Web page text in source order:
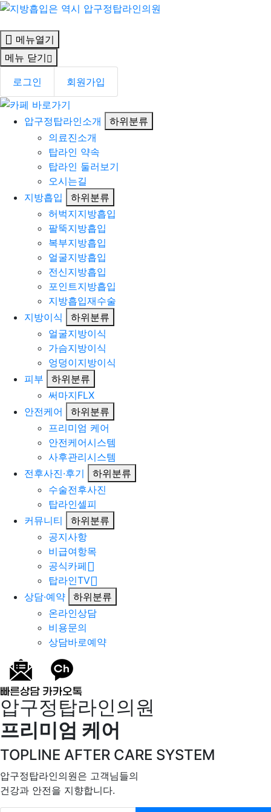
메뉴열기
메뉴 닫기
로그인
회원가입
압구정탑라인소개
하위분류
의료진소개
탑라인 약속
탑라인 둘러보기
오시는길
지방흡입
하위분류
허벅지지방흡입
팔뚝지방흡입
복부지방흡입
얼굴지방흡입
전신지방흡입
포인트지방흡입
지방흡입재수술
지방이식
하위분류
얼굴지방이식
가슴지방이식
엉덩이지방이식
피부
하위분류
써마지FLX
안전케어
하위분류
프리미엄 케어
안전케어시스템
사후관리시스템
전후사진·후기
하위분류
수술전후사진
탑라인셀피
커뮤니티
하위분류
공지사항
비급여항목
공식카페
탑라인TV
상담·예약
하위분류
온라인상담
비용문의
상담바로예약
압구정탑라인의원
프리미엄 케어
TOPLINE AFTER CARE SYSTEM
압구정탑라인의원은 고객님들의
건강과 안전을 지향합니다.